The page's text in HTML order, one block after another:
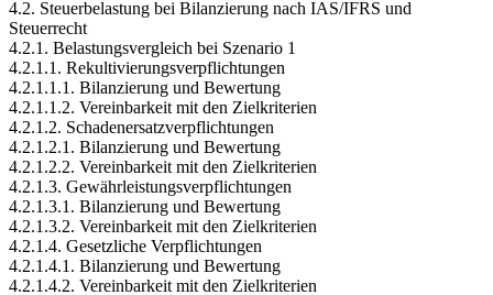
4.2. Steuerbelastung bei Bilanzierung nach IAS/IFRS und
Steuerrecht
4.2.1. Belastungsvergleich bei Szenario 1
4.2.1.1. Rekultivierungsverpflichtungen
4.2.1.1.1. Bilanzierung und Bewertung
4.2.1.1.2. Vereinbarkeit mit den Zielkriterien
4.2.1.2. Schadenersatzverpflichtungen
4.2.1.2.1. Bilanzierung und Bewertung
4.2.1.2.2. Vereinbarkeit mit den Zielkriterien
4.2.1.3. Gewährleistungsverpflichtungen
4.2.1.3.1. Bilanzierung und Bewertung
4.2.1.3.2. Vereinbarkeit mit den Zielkriterien
4.2.1.4. Gesetzliche Verpflichtungen
4.2.1.4.1. Bilanzierung und Bewertung
4.2.1.4.2. Vereinbarkeit mit den Zielkriterien